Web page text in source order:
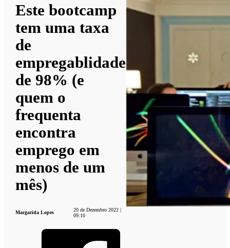
Este bootcamp
tem uma taxa
de
empregablidade
de 98% (e
quem o
frequenta
encontra
emprego em
menos de um
mês)
Margarida Lopes
20 de Dezembro 2022 |
09:10